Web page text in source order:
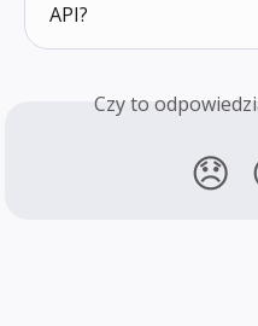
API?
Czy to
😞